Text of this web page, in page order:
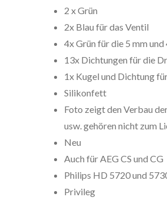
2 x Grün
2x Blau für das Ventil
4x Grün für die 5 mm
13x Dichtungen für die
1x Kugel und Dichtung
Silikonfett
Foto zeigt den Verbau
usw. gehören nicht zum
Neu
Auch für AEG CS und CG
Philips HD 5720 und
Privileg